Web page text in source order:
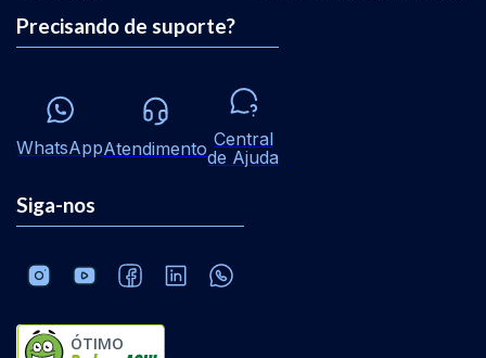
Precisando de suporte?
WhatsAppAtendimento Central
de Ajuda
Siga-nos
ÓTIMO